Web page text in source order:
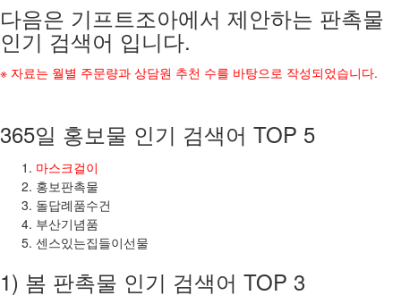
다음은 기프트조아에서 제안하는 판촉물
인기 검색어 입니다.
※ 자료는 월별 주문량과 상담원 추천 수를 바탕으로 작성되었습니다.
365일 홍보물 인기 검색어 TOP 5
마스크걸이
홍보판촉물
돌답례품수건
부산기념품
센스있는집들이선물
1) 봄 판촉물 인기 검색어 TOP 3